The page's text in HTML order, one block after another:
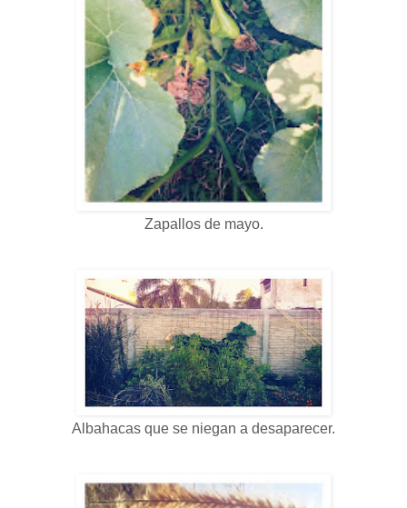
Zapallos de mayo.
Albahacas que se niegan a desaparecer.